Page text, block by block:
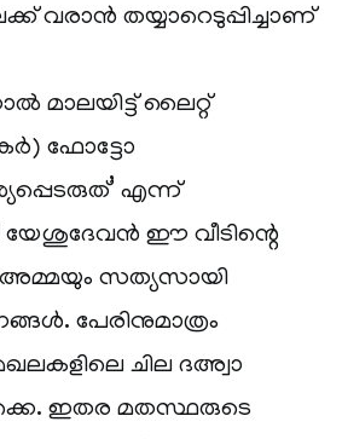
വരാന്‍ തയ്യാറെടുപ്പിച്ചാണ്
മാലയിട്ട് ലൈറ്റ്
ഫോട്ടോ
എന്ന്
ഈ വീടിന്റെ
അമ്മയും സത്യസായി
പേരിനുമാത്രം
ചില ദഅ്വാ
ഇതര മതസ്ഥരുടെ